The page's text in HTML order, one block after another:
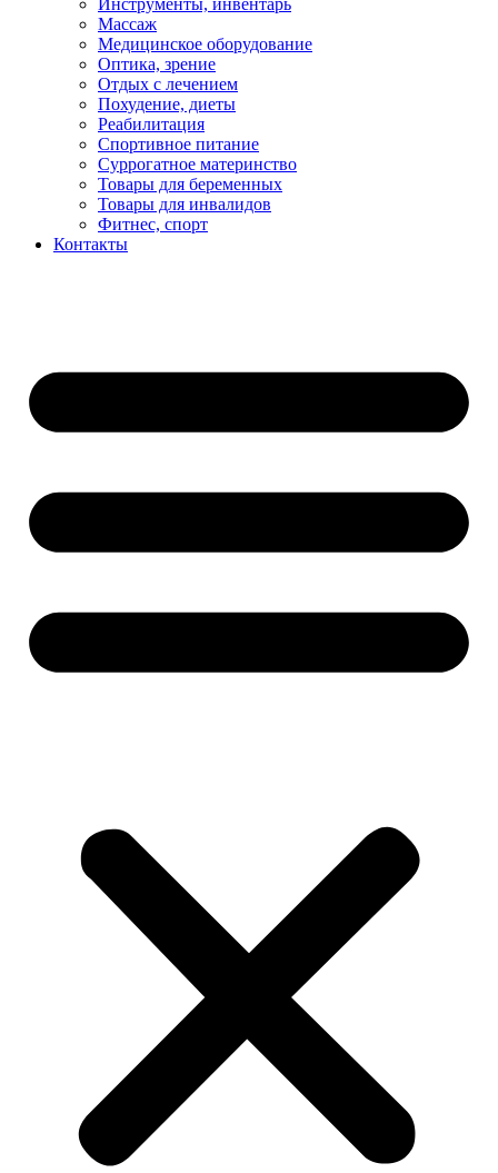
Массаж
Медицинское оборудование
Оптика, зрение
Отдых с лечением
Похудение, диеты
Реабилитация
Спортивное питание
Суррогатное материнство
Товары для беременных
Товары для инвалидов
Фитнес, спорт
Контакты